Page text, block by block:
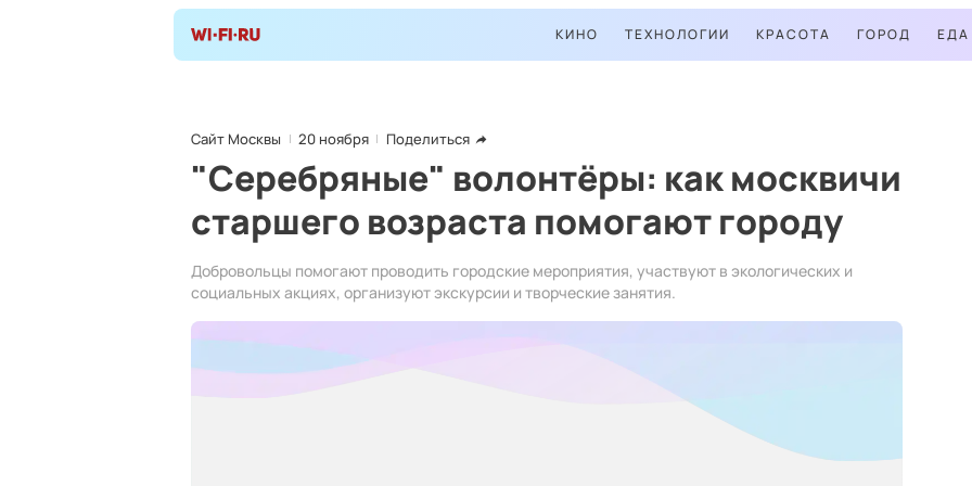
КИНО ТЕХНОЛОГИИ КРАСОТА ГОРОД ЕДА
Сайт Москвы 20 ноября Поделиться
"Серебряные" волонтёры: как москвичи
старшего возраста помогают городу
Добровольцы помогают проводить городские мероприятия, участвуют в экологических и
социальных акциях, организуют экскурсии и творческие занятия.